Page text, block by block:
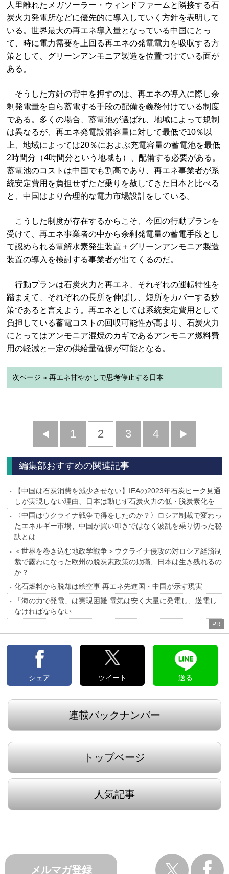
人里離れたメガソーラー・ウィンドファームと隣接する石
炭火力発電所などに優先的に導入していく方針を表明して
いる。世界最大の再エネ導入量となっている中国にとっ
て、時に電力需要を上回る再エネの発電電力を吸収する方
策として、グリーンアンモニア製造を位置づけている面が
ある。
そうした方針の背中を押すのは、再エネの導入に際し余
剰発電量を自ら蓄電する手段の配備を義務付けている制度
である。多くの場合、蓄電池が選ばれ、地域によって規制
は異なるが、再エネ発電設備容量に対して最低で10％以
上、地域によっては20％におよぶ充電容量の蓄電池を最低
2時間分（4時間分という地域も）、配備する必要がある。
蓄電池のコストは中国でも割高であり、再エネ事業者が系
統安定費用を負担せずただ乗りを赦してきた日本と比べる
と、中国はより合理的な電力市場設計をしている。
こうした制度が存在するからこそ、今回の行動プランを
受けて、再エネ事業者の中から余剰発電量の蓄電手段とし
て認められる電解水素発生装置＋グリーンアンモニア製造
装置の導入を検討する事業者が出てくるのだ。
行動プランは石炭火力と再エネ、それぞれの運転特性を
踏まえて、それぞれの長所を伸ばし、短所をカバーする妙
策であると言えよう。再エネとしては系統安定費用として
負担している蓄電コストの回収可能性が高まり、石炭火力
にとってはアンモニア混焼のカギであるアンモニア燃料費
用の軽減と一定の供給量確保が可能となる。
次ページ » 再エネ甘やかしで思考停止する日本
前
へ
1 2 3 4
へ
編集部おすすめの関連記事
【中国は石炭消費を減少させない】IEAの2023年石炭ピーク見通
しが実現しない理由、日本は動じず石炭火力の低・脱炭素化を
〈中国はウクライナ戦争で得をしたのか？〉ロシア制裁で変わっ
たエネルギー市場、中国が買い叩きではなく波乱を乗り切った秘
訣とは
＜世界を巻き込む地政学戦争＞ウクライナ侵攻の対ロシア経済制
裁で露わになった欧州の脱炭素政策の欺瞞、日本は生き残れるの
か？
化石燃料から脱却は絵空事 再エネ先進国・中国が示す現実
「海の力で発電」は実現困難 電気は安く大量に発電し、送電し
なければならない
PR
シェア ツイート 送る
連載バックナンバー
トップページ
人気記事
メルマガ登録